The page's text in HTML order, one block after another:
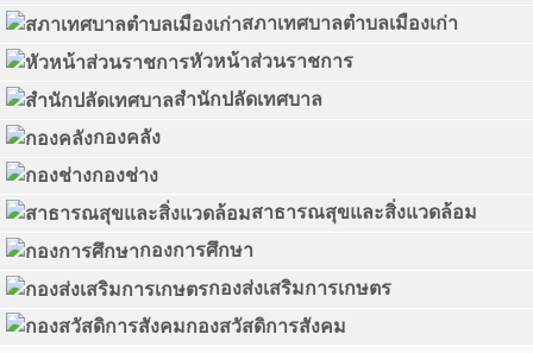
สภาเทศบาลตำบลเมืองเก่า
หัวหน้าส่วนราชการ
สำนักปลัดเทศบาล
กองคลัง
กองช่าง
สาธารณสุขและสิ่งแวดล้อม
กองการศึกษา
กองส่งเสริมการเกษตร
กองสวัสดิการสังคม